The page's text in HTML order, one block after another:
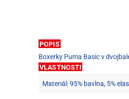
POPIS
Boxerky Puma Basic v
VLASTNOSTI
Materiál: 95% bavlna, 5%